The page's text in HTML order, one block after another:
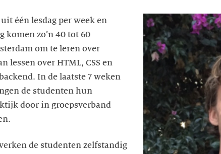
één lesdag per week en
komen zo’n 40 tot 60
om te leren over
lessen over HTML, CSS en
In de laatste 7 weken
de studenten hun
door in groepsverband
de studenten zelfstandig